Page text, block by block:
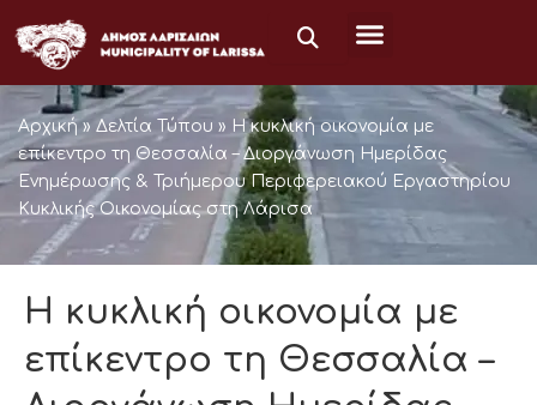
στο
περιεχόμενο
Αρχική » Δελτία Τύπου » Η κυκλική οικονομία με
επίκεντρο τη Θεσσαλία – Διοργάνωση Ημερίδας
Ενημέρωσης & Τριήμερου Περιφερειακού Εργαστηρίου
Κυκλικής Οικονομίας στη Λάρισα
Η κυκλική οικονομία με
επίκεντρο τη Θεσσαλία –